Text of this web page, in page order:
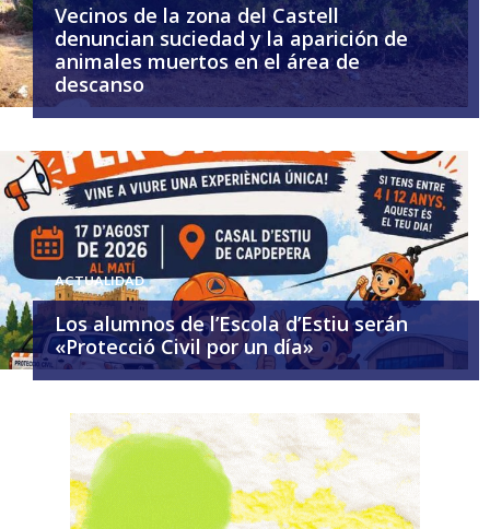
Vecinos de la zona del Castell
denuncian suciedad y la aparición de
animales muertos en el área de
descanso
ACTUALIDAD
Los alumnos de l’Escola d’Estiu serán
«Protecció Civil por un día»